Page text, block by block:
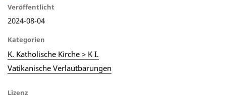
Veröffentlicht
2024-08-04
Kategorien
K. Katholische Kirche > K I.
Vatikanische Verlautbarungen
Lizenz